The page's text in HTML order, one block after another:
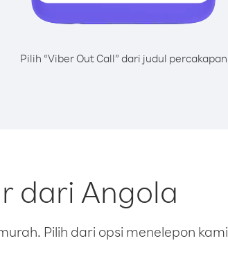
Pilih “Viber Out Call” dari judul percakapan
dari Angola
Pilih dari opsi menelepon kami